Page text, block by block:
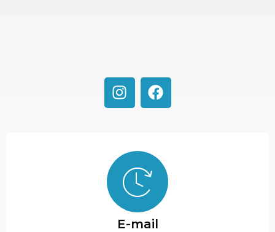
E-mail